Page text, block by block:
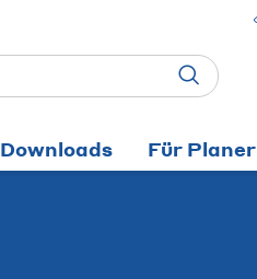
Downloads Für Planer